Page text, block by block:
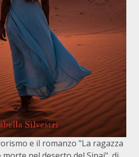
e il romanzo "La ragazza